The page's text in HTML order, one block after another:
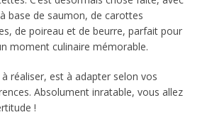
base de saumon, de carottes
de poireau et de beurre, parfait pour
moment culinaire mémorable.
réaliser, est à adapter selon vos
Absolument inratable, vous allez
!